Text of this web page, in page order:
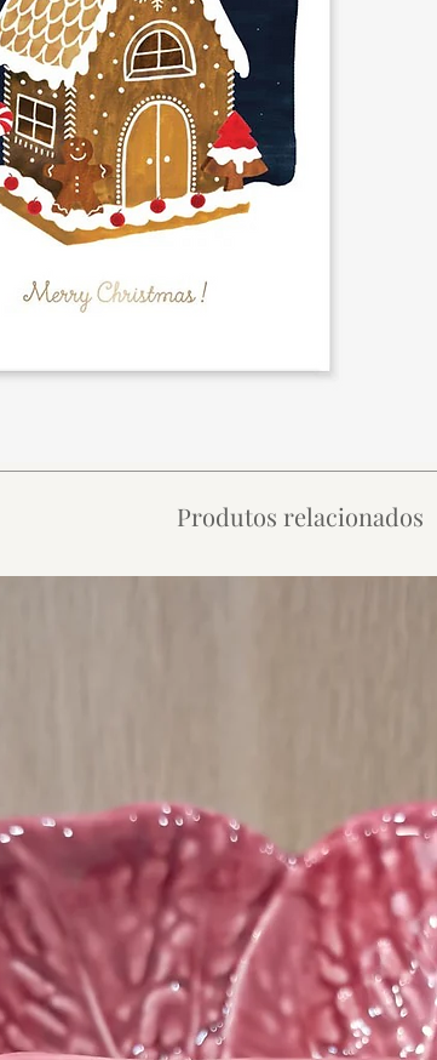
Produtos relacionados